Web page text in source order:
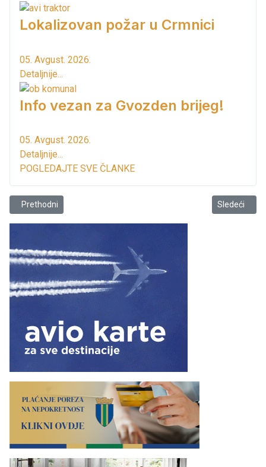
Lokalizovan požar u Crmnici
05. Avgust. 2026.
Detaljnije...
Info vezan za Gvozden brijeg!
05. Avgust. 2026.
Detaljnije...
POGLEDAJTE SVE ČLANKE
Prethodni članak: Nulti kilometar i info tabla
Prethodni Sledeći
Sledeći